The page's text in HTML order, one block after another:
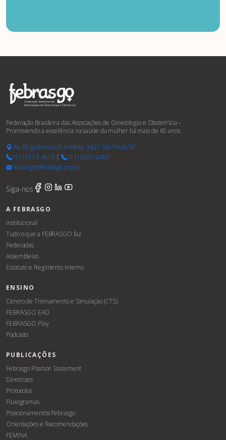
Federação Brasileira das Associações de Ginecologia e Obstetrícia –
Promovendo a excelência na saúde da mulher há mais de 60 anos.
Av. Brigadeiro Luís Antônio, 3421 São Paulo/SP
(11) 5573-4919 |
(11) 3050-0400
febrasgo@febrasgo.org.br
Siga-nos
A FEBRASGO
Institucional
Tudo o que a FEBRASGO faz
Federadas
Assembleias
Estatuto e Regimento Interno
ENSINO
Centro de Treinamento e Simulação (CTS)
FEBRASGO EAD
FEBRASGO Play
Podcasts
PUBLICAÇÕES
Febrasgo Position Statement
Diretrizes
Protocolos
Fluxogramas
Posicionamentos Febrasgo
Orientações e Recomendações
FEMINA